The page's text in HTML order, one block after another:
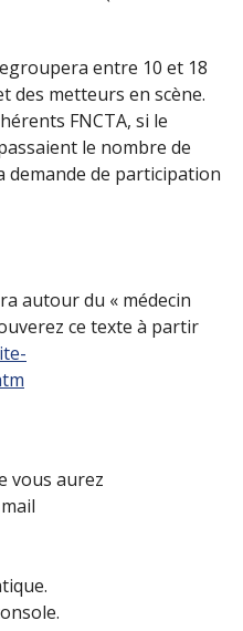
entre 10 et 18
des metteurs en scène.
FNCTA, si le
le nombre de
demande de participation
autour du « médecin
ce texte à partir
vous aurez